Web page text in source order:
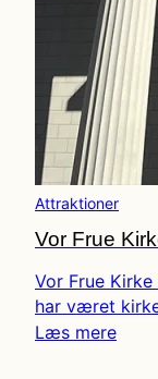
Attraktioner
Vor Frue
Vor Frue
har været
Læs mere